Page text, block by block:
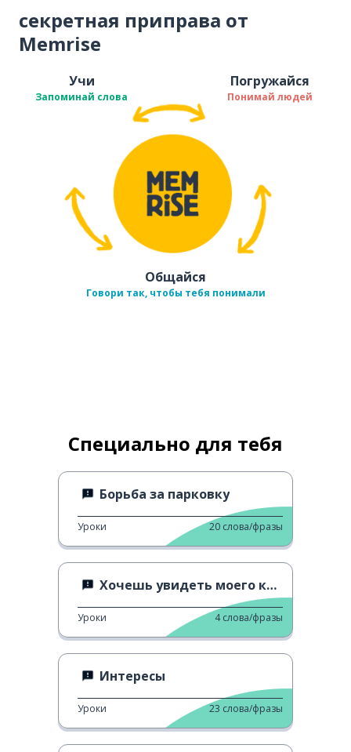
секретная приправа от
Memrise
Учи
Запоминай слова
Погружайся
Понимай людей
Общайся
Говори так, чтобы тебя понимали
Специально для тебя
Борьба за парковку
Уроки 20 слова/фразы
Хочешь увидеть моего кота?
Уроки 4 слова/фразы
Интересы
Уроки 23 слова/фразы